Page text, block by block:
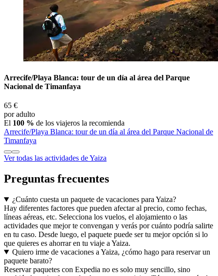
Arrecife/Playa Blanca: tour de un día al área del Parque
Nacional de Timanfaya
65 €
por adulto
El 100 % de los viajeros la recomienda
Arrecife/Playa Blanca: tour de un día al área del Parque Nacional de
Timanfaya
Ver todas las actividades de Yaiza
Preguntas frecuentes
¿Cuánto cuesta un paquete de vacaciones para Yaiza?
Hay diferentes factores que pueden afectar al precio, como fechas,
líneas aéreas, etc. Selecciona los vuelos, el alojamiento o las
actividades que mejor te convengan y verás por cuánto podría salirte
en tu caso. Desde luego, el paquete puede ser tu mejor opción si lo
que quieres es ahorrar en tu viaje a Yaiza.
Quiero irme de vacaciones a Yaiza, ¿cómo hago para reservar un
paquete barato?
Reservar paquetes con Expedia no es solo muy sencillo, sino